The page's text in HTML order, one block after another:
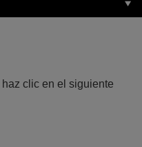
clic en el siguiente